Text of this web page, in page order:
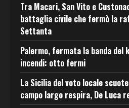
Tra Macari, San Vito e
battaglia civile che fermò la
Settanta
Palermo, fermata la banda del
incendi: otto fermi
La Sicilia del voto locale
campo largo respira, De Luca